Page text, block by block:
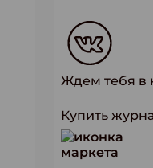
Ждем тебя в
Купить